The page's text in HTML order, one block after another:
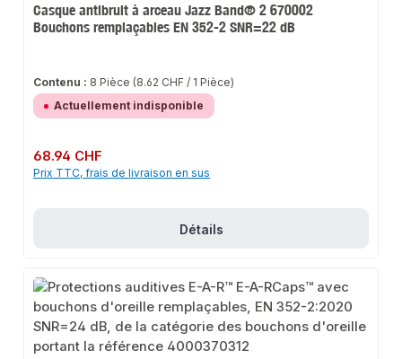
Casque antibruit à arceau Jazz Band® 2 670002
Bouchons remplaçables EN 352-2 SNR=22 dB
Contenu : 8 Pièce (8.62 CHF / 1 Pièce)
Actuellement indisponible
Prix régulier :
68.94 CHF
Prix TTC, frais de livraison en sus
Détails